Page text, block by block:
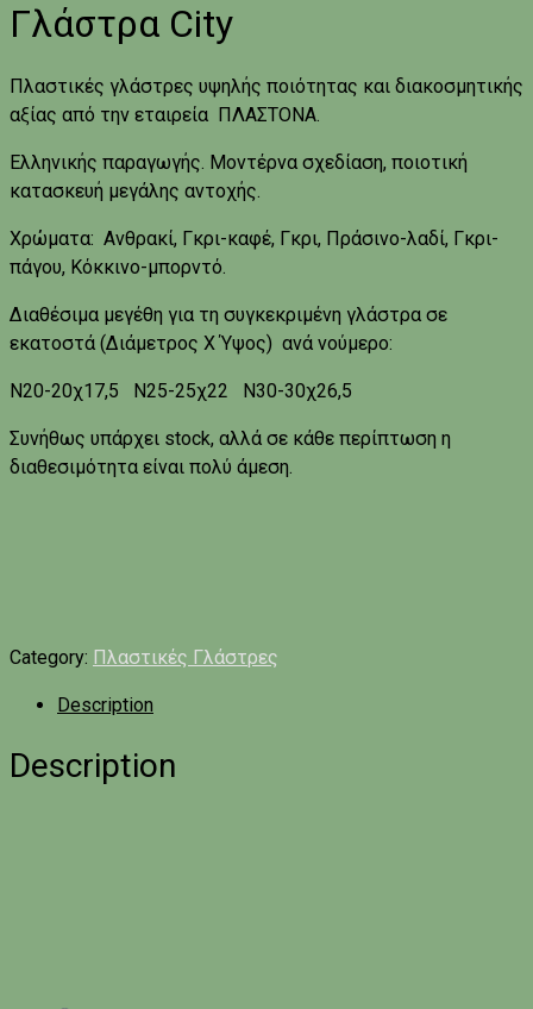
Γλάστρα City
Πλαστικές γλάστρες υψηλής ποιότητας και διακοσμητικής
αξίας από την εταιρεία ΠΛΑΣΤΟΝΑ.
Ελληνικής παραγωγής. Μοντέρνα σχεδίαση, ποιοτική
κατασκευή μεγάλης αντοχής.
Χρώματα: Ανθρακί, Γκρι-καφέ, Γκρι, Πράσινο-λαδί, Γκρι-
πάγου, Κόκκινο-μπορντό.
Διαθέσιμα μεγέθη για τη συγκεκριμένη γλάστρα σε
εκατοστά (Διάμετρος Χ Ύψος) ανά νούμερο:
Ν20-20χ17,5 Ν25-25χ22 Ν30-30χ26,5
Συνήθως υπάρχει stock, αλλά σε κάθε περίπτωση η
διαθεσιμότητα είναι πολύ άμεση.
Category: Πλαστικές Γλάστρες
Description
Description